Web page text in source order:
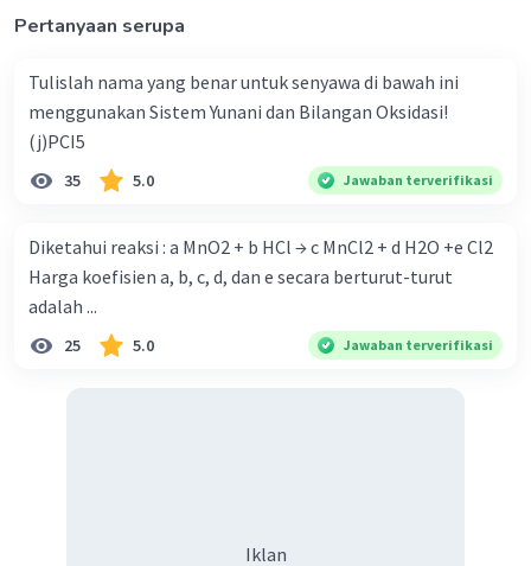
Pertanyaan serupa
Tulislah nama yang benar untuk senyawa di bawah ini
menggunakan Sistem Yunani dan Bilangan Oksidasi!
(j)PCI5
35 5.0 Jawaban terverifikasi
Diketahui reaksi : a MnO2 + b HCl → c MnCl2 + d H2O +e Cl2
Harga koefisien a, b, c, d, dan e secara berturut-turut
adalah ...
25 5.0 Jawaban terverifikasi
Iklan